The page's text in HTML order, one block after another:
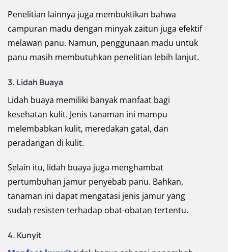
Penelitian lainnya juga membuktikan bahwa
campuran madu dengan minyak zaitun juga efektif
melawan panu. Namun, penggunaan madu untuk
panu masih membutuhkan penelitian lebih lanjut.
3. Lidah Buaya
Lidah buaya memiliki banyak manfaat bagi
kesehatan kulit. Jenis tanaman ini mampu
melembabkan kulit, meredakan gatal, dan
peradangan di kulit.
Selain itu, lidah buaya juga menghambat
pertumbuhan jamur penyebab panu. Bahkan,
tanaman ini dapat mengatasi jenis jamur yang
sudah resisten terhadap obat-obatan tertentu.
4. Kunyit